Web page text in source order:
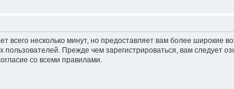
несколько минут, но предоставляет вам более широкие
Прежде чем зарегистрироваться, вам следует
со всеми правилами.